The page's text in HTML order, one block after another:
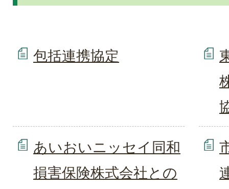
包括連携協定
あいおいニッセイ同和
損害保険株式会社との